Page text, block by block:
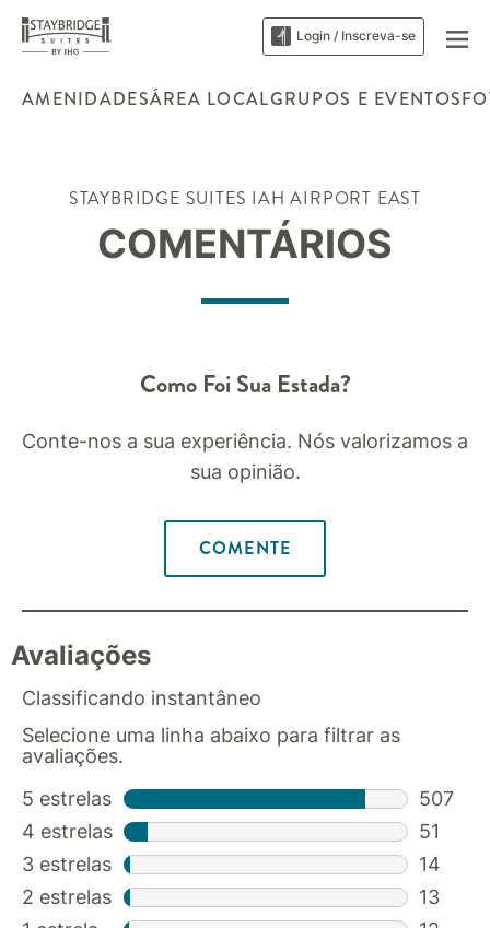
Login / Inscreva-se
AMENIDADESÁREA LOCALGRUPOS E EVENTOS
STAYBRIDGE SUITES IAH AIRPORT EAST
COMENTÁRIOS
Como Foi Sua Estada?
Conte-nos a sua experiência. Nós valorizamos a
sua opinião.
COMENTE